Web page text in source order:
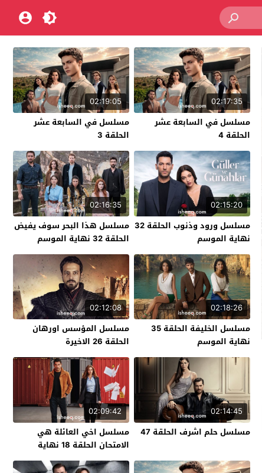
02:17:35
مسلسل في السابعة عشر
الحلقة 4
02:19:05
مسلسل في السابعة عشر
الحلقة 3
02:15:20
مسلسل ورود وذنوب الحلقة 32
نهاية الموسم
02:16:35
مسلسل هذا البحر سوف يفيض
الحلقة 32 نهاية الموسم
02:18:26
مسلسل الخليفة الحلقة 35
نهاية الموسم
02:12:08
مسلسل المؤسس اورهان
الحلقة 26 الاخيرة
02:14:45
مسلسل حلم اشرف الحلقة 47
02:09:42
مسلسل اخي العائلة هي
الامتحان الحلقة 18 نهاية
الموسم